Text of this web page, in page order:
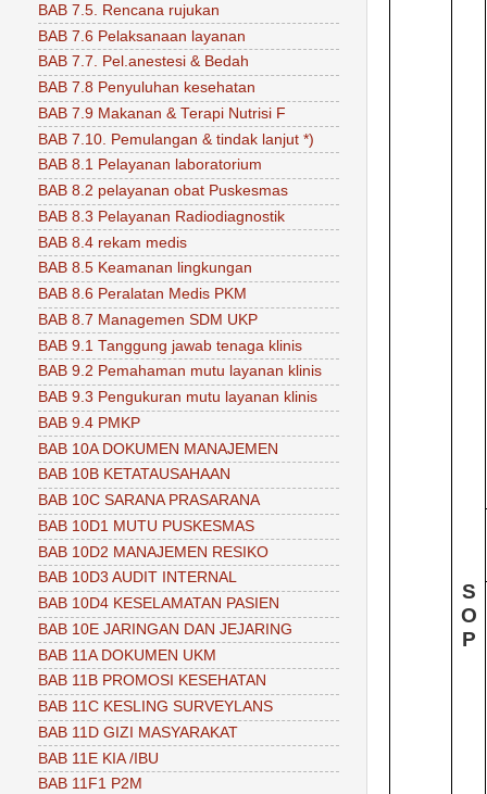
S
O
P
BAB 7.5. Rencana rujukan
BAB 7.6 Pelaksanaan layanan
BAB 7.7. Pel.anestesi & Bedah
BAB 7.8 Penyuluhan kesehatan
BAB 7.9 Makanan & Terapi Nutrisi F
BAB 7.10. Pemulangan & tindak lanjut *)
BAB 8.1 Pelayanan laboratorium
BAB 8.2 pelayanan obat Puskesmas
BAB 8.3 Pelayanan Radiodiagnostik
BAB 8.4 rekam medis
BAB 8.5 Keamanan lingkungan
BAB 8.6 Peralatan Medis PKM
BAB 8.7 Managemen SDM UKP
BAB 9.1 Tanggung jawab tenaga klinis
BAB 9.2 Pemahaman mutu layanan klinis
BAB 9.3 Pengukuran mutu layanan klinis
BAB 9.4 PMKP
BAB 10A DOKUMEN MANAJEMEN
BAB 10B KETATAUSAHAAN
BAB 10C SARANA PRASARANA
BAB 10D1 MUTU PUSKESMAS
BAB 10D2 MANAJEMEN RESIKO
BAB 10D3 AUDIT INTERNAL
BAB 10D4 KESELAMATAN PASIEN
BAB 10E JARINGAN DAN JEJARING
BAB 11A DOKUMEN UKM
BAB 11B PROMOSI KESEHATAN
BAB 11C KESLING SURVEYLANS
BAB 11D GIZI MASYARAKAT
BAB 11E KIA /IBU
BAB 11F1 P2M